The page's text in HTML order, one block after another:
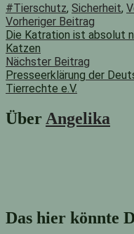
#Tierschutz, Sicherheit,
Beitragsnavigation
Vorheriger Beitrag
Beitrag:
Die Katration ist absolut
Katzen
Nächster Beitrag
Presseerklärung der
Tierrechte e.V.
Beitrag:
Über Angelika
Das hier könnte